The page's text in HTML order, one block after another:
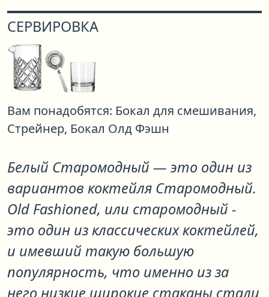
СЕРВИРОВКА
Вам понадобятся: Бокал для смешивания,
Стрейнер, Бокал Олд Фэшн
Белый Старомодный— это один из
вариантов коктейля Старомодный.
Old Fashioned, или старомодный -
это один из классических коктейлей,
и имевший такую большую
популярность, что именно из за
него низкие широкие стаканы стали